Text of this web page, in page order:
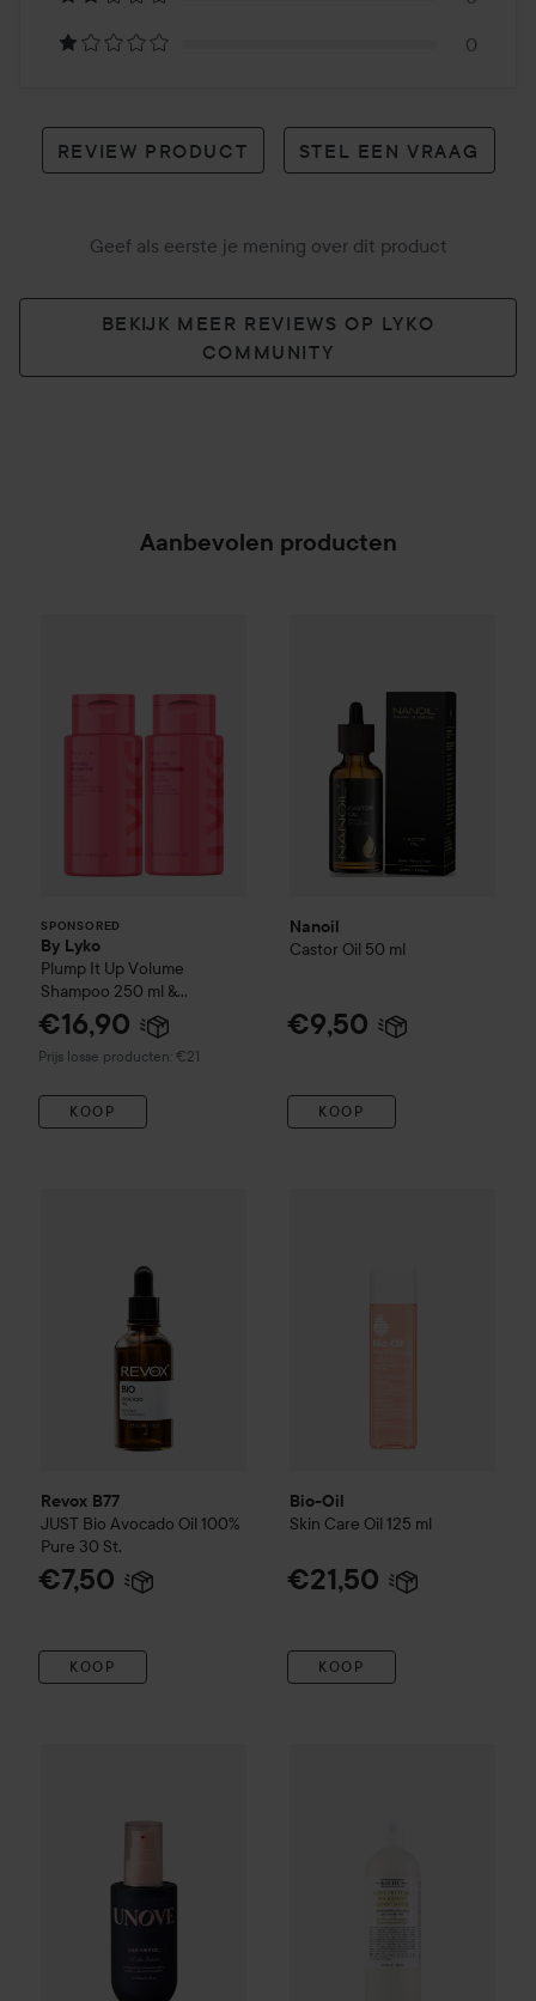
reviews
0
REVIEW PRODUCT STEL EEN VRAAG
Geef als eerste je mening over dit product
BEKIJK MEER REVIEWS OP LYKO
COMMUNITY
Aanbevolen producten
SPONSORED
By Lyko
Plump It UpVolume
Shampoo 250 ml &
Conditioner 250 ml
€16,90
Prijs losse producten: €21
KOOP
Nanoil
Castor Oil 50 ml
€9,50
KOOP
Revox B77
JUST Bio Avocado Oil 100%
Pure 30 St.
€7,50
KOOP
Bio-Oil
Skin Care Oil 125 ml
€21,50
KOOP